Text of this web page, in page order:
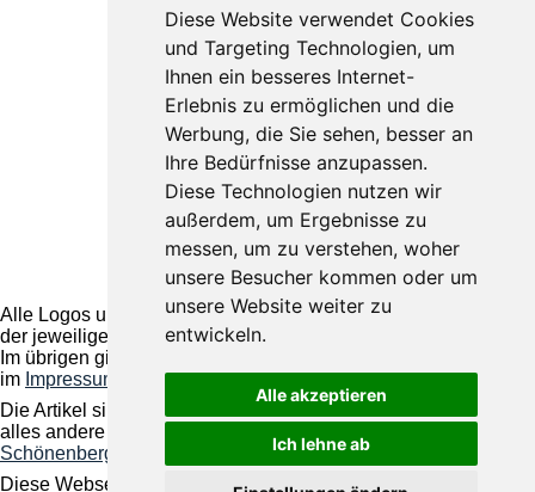
Diese Website verwendet Cookies
und Targeting Technologien, um
Ihnen ein besseres Internet-
Erlebnis zu ermöglichen und die
Werbung, die Sie sehen, besser an
Ihre Bedürfnisse anzupassen.
Diese Technologien nutzen wir
außerdem, um Ergebnisse zu
messen, um zu verstehen, woher
unsere Besucher kommen oder um
unsere Website weiter zu
entwickeln.
Alle akzeptieren
Ich lehne ab
Alle Logos und Warenzeichen auf dieser Seite sind Eigentum
der jeweiligen Besitzer und Lizenzhalter.
Im übrigen gilt Haftungsausschluss. Weitere Details finden Sie
im Impressum
Die Artikel sind geistiges Eigentum des/der jeweiligen Autoren,
alles andere © by
Schönenberg, Winterscheid
Diese Webseite basiert auf pragmaMx 2.9.5.